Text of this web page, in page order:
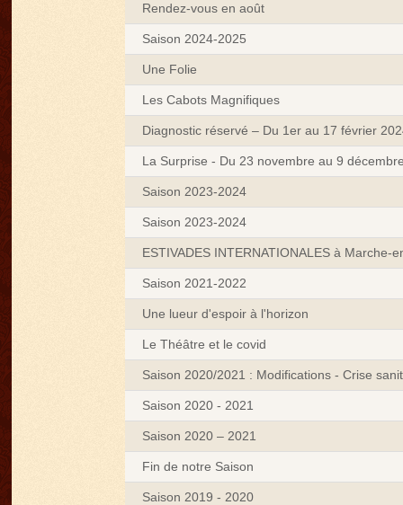
Rendez-vous en août
Saison 2024-2025
Une Folie
Les Cabots Magnifiques
Diagnostic réservé – Du 1er au 17 février
La Surprise - Du 23 novembre au 9
Saison 2023-2024
Saison 2023-2024
ESTIVADES INTERNATIONALES à Marche-
Saison 2021-2022
Une lueur d'espoir à l'horizon
Le Théâtre et le covid
Saison 2020/2021 : Modifications - Crise
Saison 2020 - 2021
Saison 2020 – 2021
Fin de notre Saison
Saison 2019 - 2020